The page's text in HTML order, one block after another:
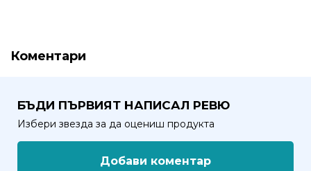
(Cookie)
Copyright
Коментари
БЪДИ ПЪРВИЯТ НАПИСАЛ РЕВЮ
Избери звезда за да оцениш продукта
Добави коментар